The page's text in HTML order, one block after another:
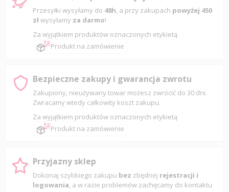
Przesyłki wysyłamy do 48h, a przy zakupach powyżej 450
złwysyłamy za darmo!
Za wyjątkiem produktów oznaczonych etykietą
Produkt na zamówienie
Bezpieczne zakupy i gwarancja zwrotu
Zakupiony, nieużywany towar możesz zwrócić do 30 dni.
Zwracamy wtedy całkowity koszt zakupu.
Za wyjątkiem produktów oznaczonych etykietą
Produkt na zamówienie
Przyjazny sklep
Dokonaj szybkiego zakupu bez zbędnej rejestracji i
logowania, a w razie problemów zachęcamy do kontaktu